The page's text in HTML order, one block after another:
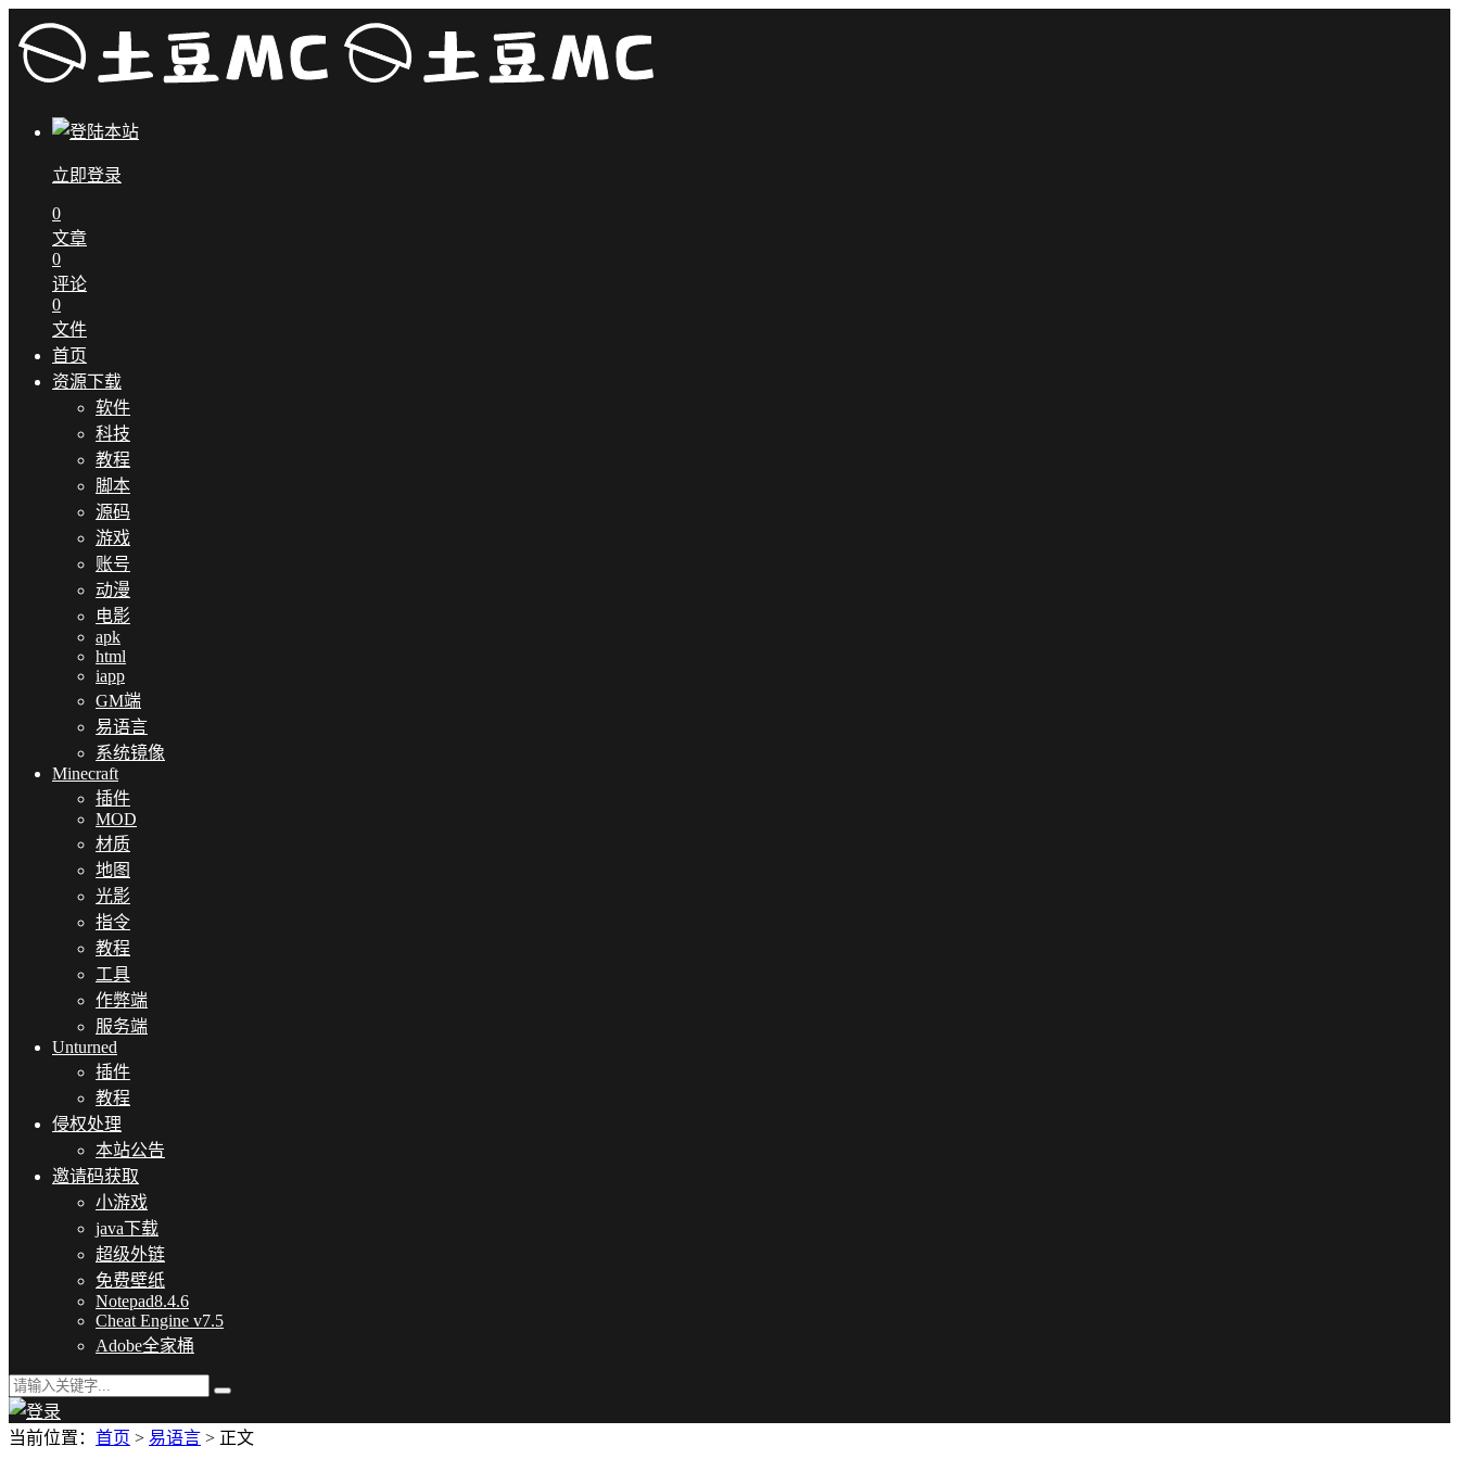
立即登录
0
文章
0
评论
0
文件
首页
资源下载
软件
科技
教程
脚本
源码
游戏
账号
动漫
电影
apk
html
iapp
GM端
易语言
系统镜像
Minecraft
插件
MOD
材质
地图
光影
指令
教程
工具
作弊端
服务端
Unturned
插件
教程
侵权处理
本站公告
邀请码获取
小游戏
java下载
超级外链
免费壁纸
Notepad8.4.6
Cheat Engine v7.5
Adobe全家桶
当前位置： 首页 > 易语言 > 正文